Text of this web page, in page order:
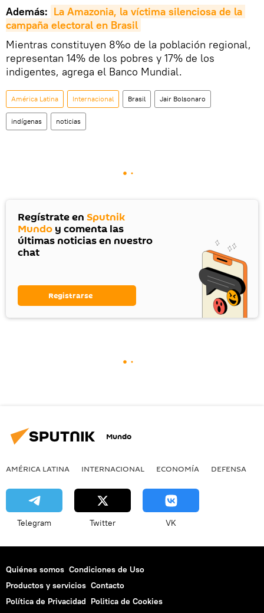
Además: La Amazonia, la víctima silenciosa de la
campaña electoral en Brasil
Mientras constituyen 8%o de la población regional,
representan 14% de los pobres y 17% de los
indigentes, agrega el Banco Mundial.
América Latina Internacional Brasil Jair Bolsonaro
indígenas noticias
Regístrate en Sputnik
Mundo y comenta las
últimas noticias en nuestro
chat
Registrarse
Mundo
AMÉRICA LATINA INTERNACIONAL ECONOMÍA DEFENSA
Telegram Twitter VK
Quiénes somos Condiciones de Uso
Productos y servicios Contacto
Política de Privacidad Politica de Cookies